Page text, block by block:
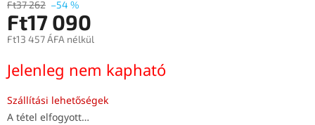
Ft37 262 –54 %
Ft17 090
Ft13 457 ÁFA nélkül
Jelenleg nem kapható
Szállítási lehetőségek
A tétel elfogyott…